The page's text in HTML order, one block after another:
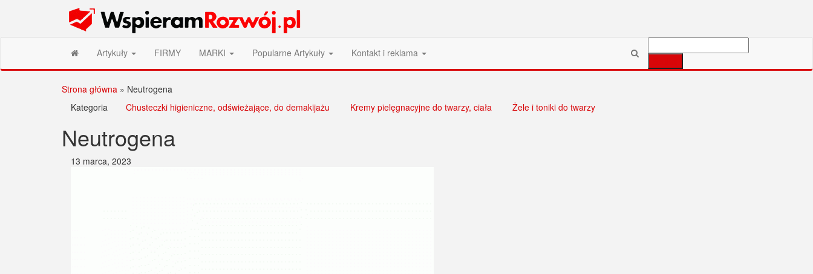
Wspieram Rozwój PL
Artykuły FIRMY MARKI Popularne Artykuły Kontakt i reklama
Strona główna » Neutrogena
Kategoria
Chusteczki higieniczne, odświeżające, do demakijażu Kremy pielęgnacyjne do twarzy, ciała Żele i toniki do twarzy
Neutrogena
13 marca, 2023